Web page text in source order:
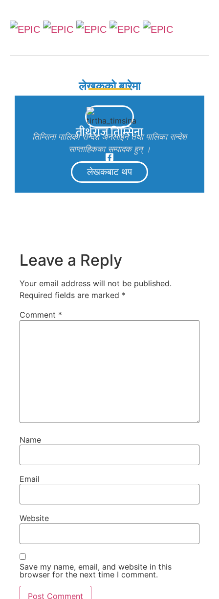
लेखकको बारेमा
तीर्थराज तिम्सिना
तिम्सिना पालिका सन्देश अनलाइन तथा पालिका सन्देश
साप्ताहिकका सम्पादक हुन् ।
लेखकबाट थप
Leave a Reply
Your email address will not be published.
Required fields are marked *
Comment *
Name
Email
Website
Save my name, email, and website in this
browser for the next time I comment.